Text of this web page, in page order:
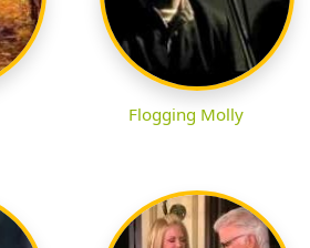
Flogging Molly